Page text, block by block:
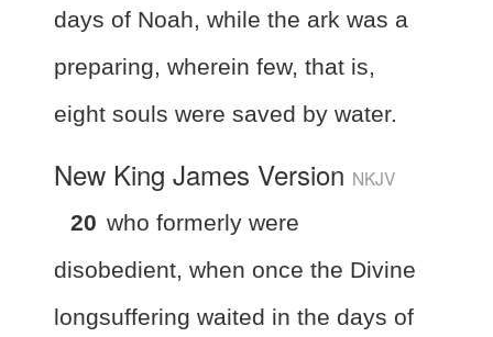
days of Noah, while the ark was a
preparing, wherein few, that is,
eight souls were saved by water.
New King James Version NKJV
20 who formerly were
disobedient, when once the Divine
longsuffering waited in the days of